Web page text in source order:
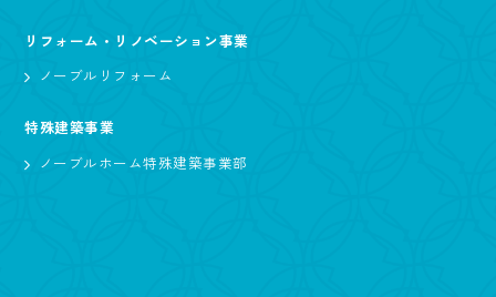
リフォーム・リノベーション事業
ノーブルリフォーム
特殊建築事業
ノーブルホーム特殊建築事業部